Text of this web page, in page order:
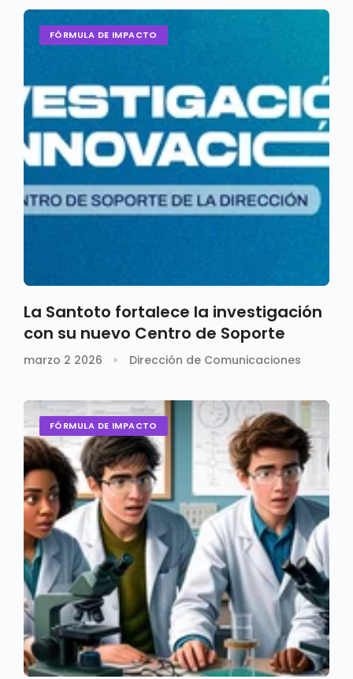
FÓRMULA DE IMPACTO
La Santoto fortalece la investigación
con su nuevo Centro de Soporte
marzo 2 2026 Dirección de Comunicaciones
FÓRMULA DE IMPACTO